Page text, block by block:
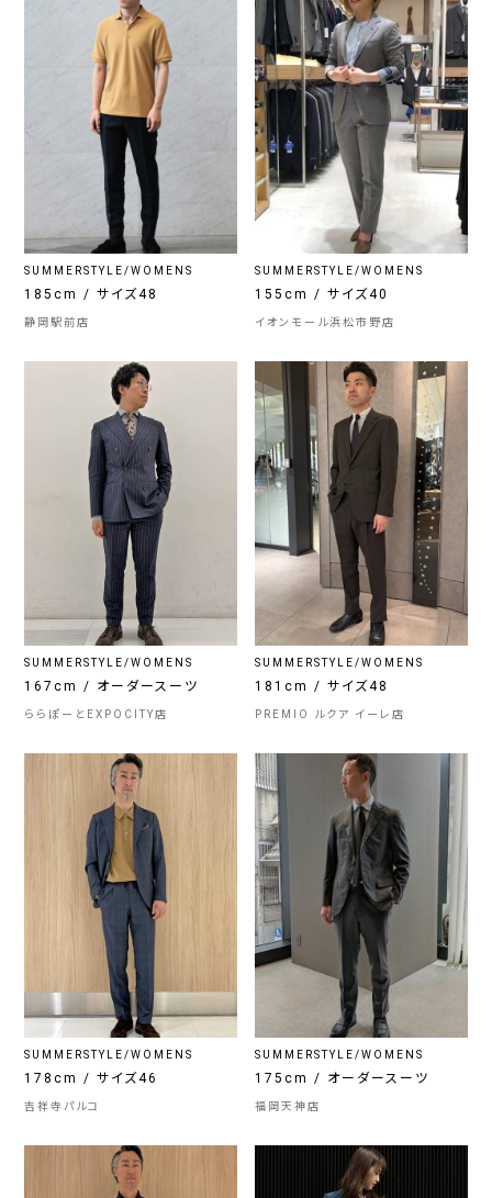
SUMMERSTYLE/WOMENS
185cm / サイズ48
静岡駅前店
SUMMERSTYLE/WOMENS
155cm / サイズ40
イオンモール浜松市野店
SUMMERSTYLE/WOMENS
167cm / オーダースーツ
ららぽーとEXPOCITY店
SUMMERSTYLE/WOMENS
181cm / サイズ48
PREMIO ルクア イーレ店
SUMMERSTYLE/WOMENS
178cm / サイズ46
吉祥寺パルコ
SUMMERSTYLE/WOMENS
175cm / オーダースーツ
福岡天神店